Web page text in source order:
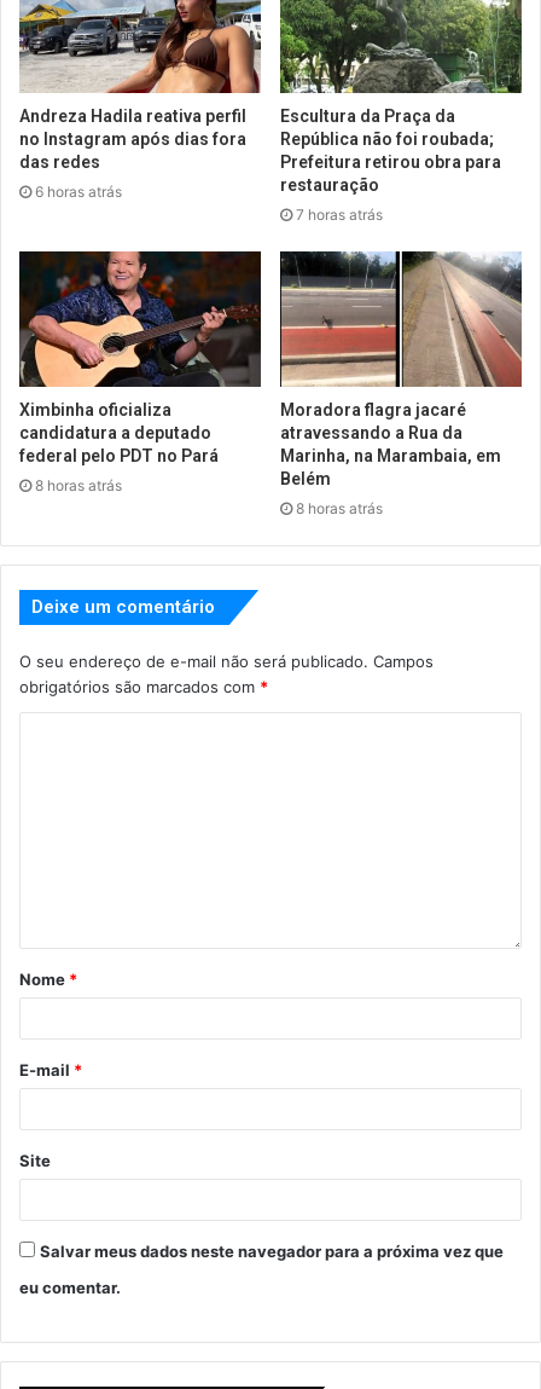
Andreza Hadila reativa perfil
no Instagram após dias fora
das redes
6 horas atrás
Escultura da Praça da
República não foi roubada;
Prefeitura retirou obra para
restauração
7 horas atrás
Ximbinha oficializa
candidatura a deputado
federal pelo PDT no Pará
8 horas atrás
Moradora flagra jacaré
atravessando a Rua da
Marinha, na Marambaia, em
Belém
8 horas atrás
Deixe um comentário
O seu endereço de e-mail não será publicado. Campos
obrigatórios são marcados com *
Nome *
E-mail *
Site
Salvar meus dados neste navegador para a próxima vez que
eu comentar.